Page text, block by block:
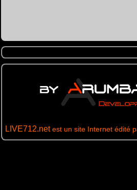
LIVE712.netest un site Internet édité